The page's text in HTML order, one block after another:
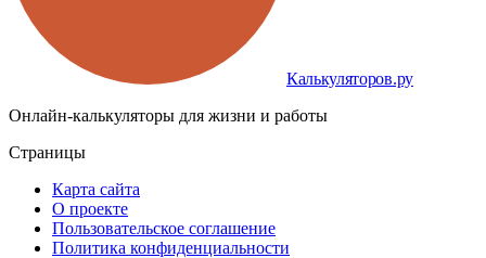
Калькуляторов.ру
Онлайн-калькуляторы для жизни и работы
Страницы
Карта сайта
О проекте
Пользовательское соглашение
Политика конфиденциальности